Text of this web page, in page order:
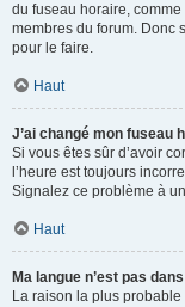
du fuseau horaire, comme
membres du forum. Donc
pour le faire.
Haut
J’ai changé mon fuseau
Si vous êtes sûr d’avoir
l’heure est toujours
Signalez ce problème à
Haut
Ma langue n’est pas
La raison la plus probable